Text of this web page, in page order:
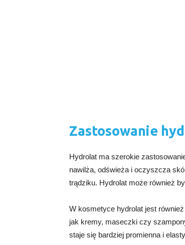
Zastosowanie
Hydrolat ma szerokie
nawilża, odświeża i oczyszcza
trądziku. Hydrolat może również
W kosmetyce hydrolat jest
jak kremy, maseczki czy
staje się bardziej promienna i